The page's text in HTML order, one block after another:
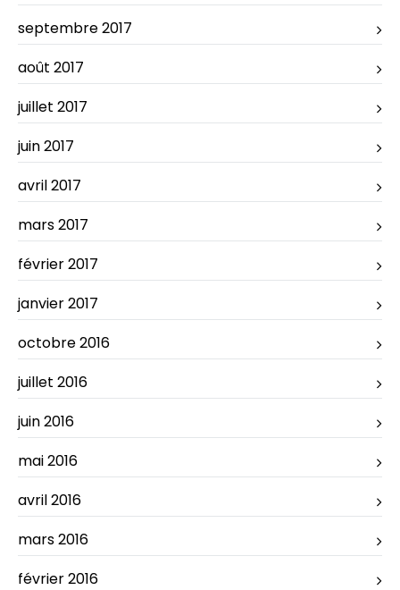
septembre 2017
août 2017
juillet 2017
juin 2017
avril 2017
mars 2017
février 2017
janvier 2017
octobre 2016
juillet 2016
juin 2016
mai 2016
avril 2016
mars 2016
février 2016